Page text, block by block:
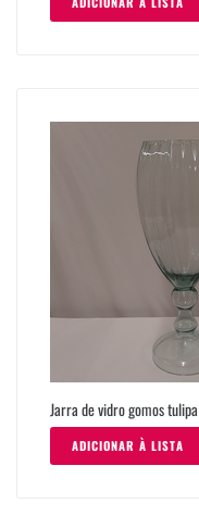
Jarra de vidro gomos tulipa
ADICIONAR À LISTA